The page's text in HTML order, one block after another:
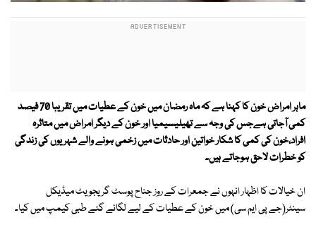
ماہر امراض خون کا کہنا ہے کہ ماہ رمضان میں خون کے عطیات میں تقریبا 70 فیصد
کمی آجاتی ہےجس کی وجہ سے تھیلیسیمیا اور خون کے دیگر امراض میں متاثرہ
افراد،خون کی کمی کا شکار خواتین اور حادثات میں زخمی ہونے والے شہریوں کی زندگی
کو خطرات لاحق ہوجاتے ہیں۔
ان خیالات کا اظہار انہوں نے جمعرات کے روز جناح پوسٹ گریجویٹ میڈیکل
سینٹر(جے پی ایم سی) میں خون کے عطیات کے لیے لگائے گئے طبی کیمپ میں کیا۔